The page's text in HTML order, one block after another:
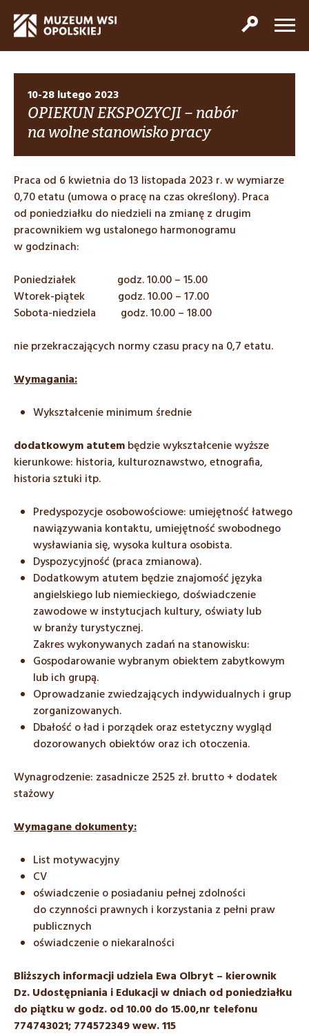
10-28 lutego 2023
OPIEKUN EKSPOZYCJI – nabór
na wolne stanowisko pracy
Praca od 6 kwietnia do 13 listopada 2023 r. w wymiarze
0,70 etatu (umowa o pracę na czas określony). Praca
od poniedziałku do niedzieli na zmianę z drugim
pracownikiem wg ustalonego harmonogramu
w godzinach:
Poniedziałek godz. 10.00 – 15.00
Wtorek-piątek godz. 10.00 – 17.00
Sobota-niedziela godz. 10.00 – 18.00
nie przekraczających normy czasu pracy na 0,7 etatu.
Wymagania:
Wykształcenie minimum średnie
dodatkowym atutembędzie wykształcenie wyższe
kierunkowe: historia, kulturoznawstwo, etnografia,
historia sztuki itp.
Predyspozycje osobowościowe: umiejętność łatwego
nawiązywania kontaktu, umiejętność swobodnego
wysławiania się, wysoka kultura osobista.
Dyspozycyjność (praca zmianowa).
Dodatkowym atutem będzie znajomość języka
angielskiego lub niemieckiego, doświadczenie
zawodowe w instytucjach kultury, oświaty lub
w branży turystycznej.
Zakres wykonywanych zadań na stanowisku:
Gospodarowanie wybranym obiektem zabytkowym
lub ich grupą.
Oprowadzanie zwiedzających indywidualnych i grup
zorganizowanych.
Dbałość o ład i porządek oraz estetyczny wygląd
dozorowanych obiektów oraz ich otoczenia.
Wynagrodzenie: zasadnicze 2525 zł. brutto + dodatek
stażowy
Wymagane dokumenty:
List motywacyjny
CV
oświadczenie o posiadaniu pełnej zdolności
do czynności prawnych i korzystania z pełni praw
publicznych
oświadczenie o niekaralności
Bliższych informacji udziela Ewa Olbryt – kierownik
Dz. Udostępniania i Edukacji w dniach od poniedziałku
do piątku w godz. od 10.00 do 15.00,nr telefonu
774743021; 774572349 wew. 115